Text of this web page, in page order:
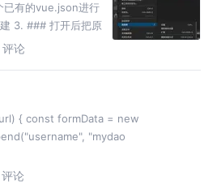
已有的vue.json进行
3. ### 打开后把原
评论
{ const formData = new
"mydao
评论